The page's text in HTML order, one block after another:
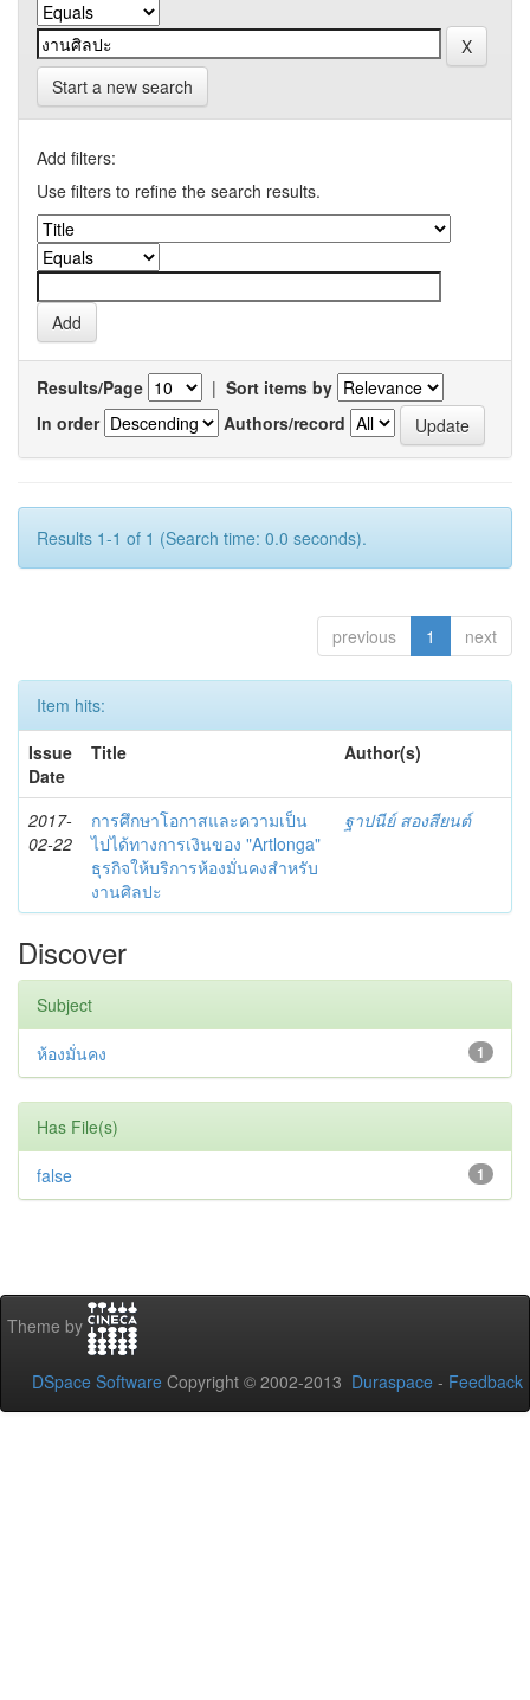
Start a new search
Add filters:
Use filters to refine the search results.
Results/Page | Sort items by
In order
Authors/record
Results 1-1 of 1 (Search time: 0.0 seconds).
previous 1 next
Item hits:
Issue
Date
Title Author(s)
2017-
02-22
การศึกษาโอกาสและความเป็น
ไปได้ทางการเงินของ "Artlonga"
ธุรกิจให้บริการห้องมั่นคงสำหรับ
งานศิลปะ
ฐาปนีย์ สองสียนต์
Discover
Subject
1
ห้องมั่นคง
Has File(s)
1
false
Theme by
DSpace Software Copyright © 2002-2013 Duraspace - Feedback